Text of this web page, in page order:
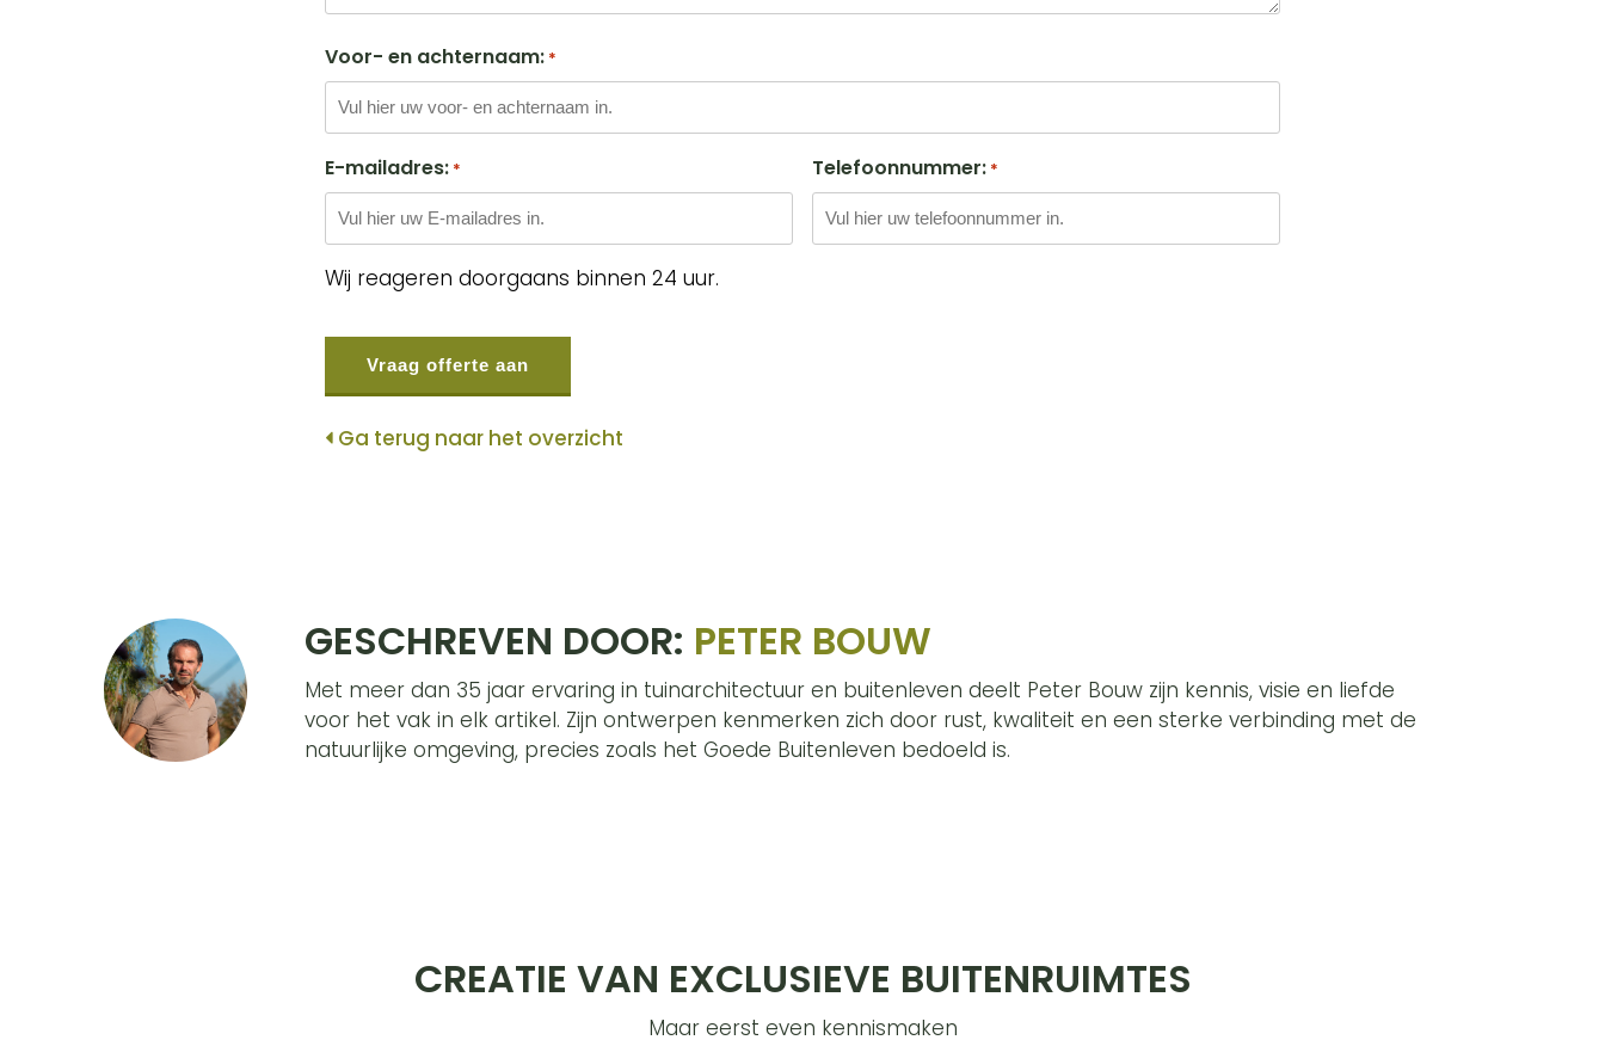
Voor- en achternaam: *
E-mailadres: * Telefoonnummer: *
Wij reageren doorgaans binnen 24 uur.
Ga terug naar het overzicht
GESCHREVEN DOOR: PETER BOUW
Met meer dan 35 jaar ervaring in tuinarchitectuur en buitenleven deelt Peter Bouw zijn kennis, visie en liefde
voor het vak in elk artikel. Zijn ontwerpen kenmerken zich door rust, kwaliteit en een sterke verbinding met de
natuurlijke omgeving, precies zoals het Goede Buitenleven bedoeld is.
CREATIE VAN EXCLUSIEVE BUITENRUIMTES
Maar eerst even kennismaken